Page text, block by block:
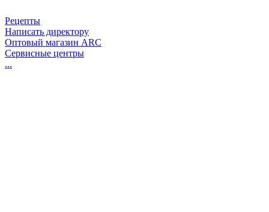
Рецепты
Написать директору
Оптовый магазин ARC
Сервисные центры
...